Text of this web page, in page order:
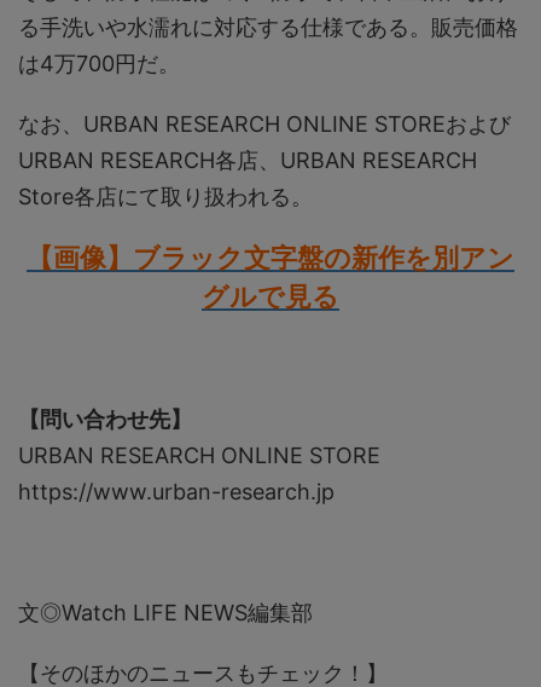
る手洗いや水濡れに対応する仕様である。販売価格
は4万700円だ。
なお、URBAN RESEARCH ONLINE STOREおよび
URBAN RESEARCH各店、URBAN RESEARCH
Store各店にて取り扱われる。
【画像】ブラック文字盤の新作を別アン
グルで見る
【問い合わせ先】
URBAN RESEARCH ONLINE STORE
https://www.urban-research.jp
文◎Watch LIFE NEWS編集部
【そのほかのニュースもチェック！】